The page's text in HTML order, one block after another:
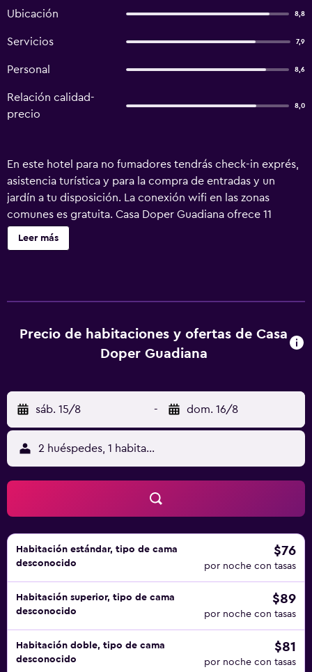
Ubicación 8,8
Servicios 7,9
Personal 8,6
Relación calidad-
precio
8,0
En este hotel para no fumadores tendrás check-in exprés,
asistencia turística y para la compra de entradas y un
jardín a tu disposición. La conexión wifi en las zonas
comunes es gratuita. Casa Doper Guadiana ofrece 11
alojamientos, con acceso por pasillos exteriores y
ventilador de techo. Los huéspedes pueden navegar por
limpieza todos los días.
Leer más
Precio de habitaciones y ofertas de Casa
Doper Guadiana
sáb. 15/8 - dom. 16/8
2 huéspedes, 1 habitación
Habitación estándar, tipo de cama
desconocido
$76
por noche con tasas
Habitación superior, tipo de cama
desconocido
$89
por noche con tasas
Habitación doble, tipo de cama
desconocido
$81
por noche con tasas